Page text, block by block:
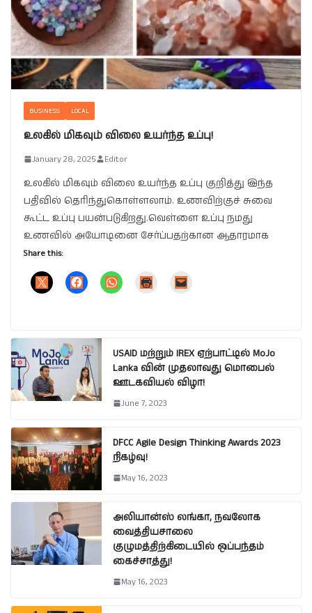
BUSINESS LOCAL
உலகில் மிகவும் விலை உயர்ந்த உப்பு!
January 28, 2025 Editor
உலகில் மிகவும் விலை உயர்ந்த உப்பு குறித்து இந்த
பதிவில் தெரிந்துகொள்ளலாம். உணவிற்குச் சுவை
கூட்ட உப்பு பயன்படுகிறது.வெள்ளை உப்பு நமது
உணவில் அயோடினை சேர்ப்பதற்கான ஆதாரமாக
Share this:
USAID மற்றும் IREX ஏற்பாட்டில் MoJo
Lanka வின் முதலாவது மொபைல்
ஊடகவியல் விழா!
June 7, 2023
DFCC Agile Design Thinking Awards 2023
நிகழ்வு!
May 16, 2023
அலியான்ஸ் லங்கா, நவலோக
வைத்தியசாலை
குழுமத்திற்கிடையில் ஒப்பந்தம்
கைச்சாத்து!
May 16, 2023